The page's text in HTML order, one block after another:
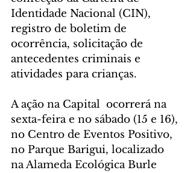
Identidade Nacional (CIN),
registro de boletim de
ocorrência, solicitação de
antecedentes criminais e
atividades para crianças.
A ação na Capital  ocorrerá na
sexta-feira e no sábado (15 e 16),
no Centro de Eventos Positivo,
no Parque Barigui, localizado
na Alameda Ecológica Burle